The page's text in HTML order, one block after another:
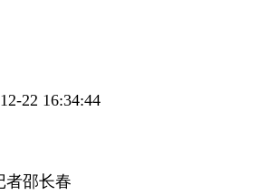
22 16:34:44
者邵长春